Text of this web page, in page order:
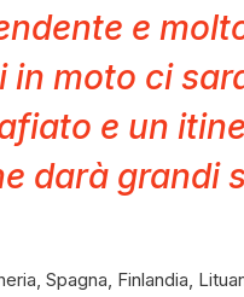
e
in moto ci
e un
darà grandi
Spagna, Finlandia,